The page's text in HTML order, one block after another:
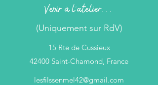
Venir à l'atelier...
(Uniquement sur RdV)
15 Rte de Cussieux
42400 Saint-Chamond, France
lesfilssenmel42@gmail.com